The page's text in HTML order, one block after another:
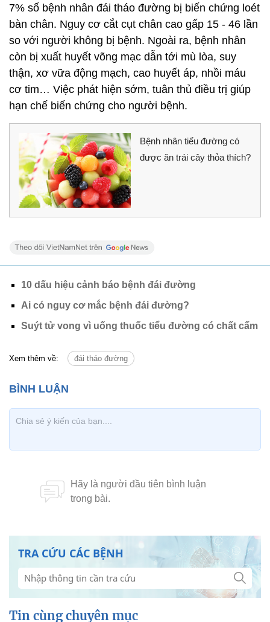
7% số bệnh nhân đái tháo đường bị biến chứng loét
bàn chân. Nguy cơ cắt cụt chân cao gấp 15 - 46 lần
so với người không bị bệnh. Ngoài ra, bệnh nhân
còn bị xuất huyết võng mạc dẫn tới mù lòa, suy
thận, xơ vữa động mạch, cao huyết áp, nhồi máu
cơ tim… Việc phát hiện sớm, tuân thủ điều trị giúp
hạn chế biến chứng cho người bệnh.
Bệnh nhân tiểu đường có
được ăn trái cây thỏa thích?
10 dấu hiệu cảnh báo bệnh đái đường
Ai có nguy cơ mắc bệnh đái đường?
Suýt tử vong vì uống thuốc tiểu đường có chất cấm
Xem thêm về: đái tháo đường
TRA CỨU CÁC BỆNH
Tin cùng chuyên mục